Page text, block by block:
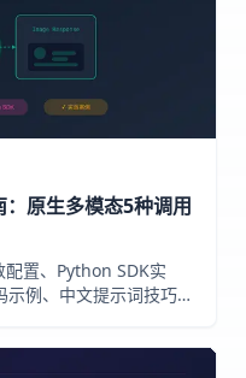
原生多模态5种调用
配置、Python SDK实
例、中文提示词技巧、